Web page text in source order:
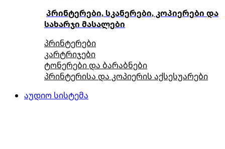
პრინტერები, სკანერები, კოპიერები და
სახარჯი მასალები
პრინტერები
კარტრიჯები
ტონერები და ბარაბნები
პრინტერისა და კოპიერის აქსესუარები
აუდიო სისტემა